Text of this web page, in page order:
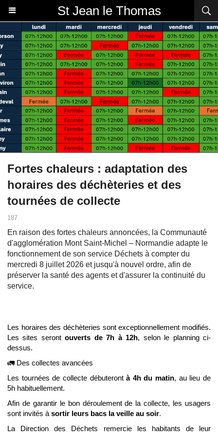
St Jean le Thomas
Fortes chaleurs : adaptation des
horaires des déchèteries et des
tournées de collecte
187
En raison des fortes chaleurs annoncées, la Communauté
d'agglomération Mont Saint-Michel – Normandie adapte le
fonctionnement de son service Déchets à compter du
mercredi 8 juillet 2026 et jusqu'à nouvel ordre, afin de
préserver la santé des agents et d'assurer la continuité du
service.
Les horaires des déchèteries sont exceptionnellement modifiés.
Les sites serontouverts de 7h à 12h, selon le planning ci-
dessus.
🚛 Des collectes avancées
Les tournées de collecte débuterontà 4h du matin, au lieu de
5h habituellement.
Afin de garantir le bon déroulement de la collecte, les usagers
sont invités à sortir leurs bacs la veille au soir.
La Direction des Déchets remercie les habitants de leur